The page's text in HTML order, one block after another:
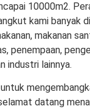
10000m2.
kami banyak
makanan
penempaan,
industri lainnya.
datang